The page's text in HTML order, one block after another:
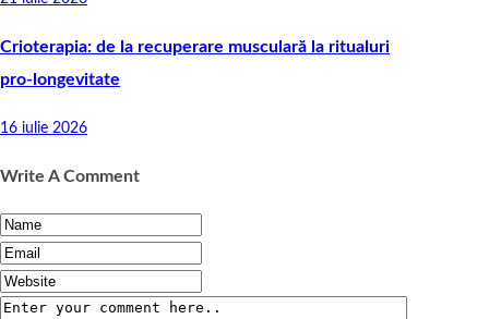
Crioterapia: de la recuperare musculară la ritualuri
pro‑longevitate
16 iulie 2026
Write A Comment